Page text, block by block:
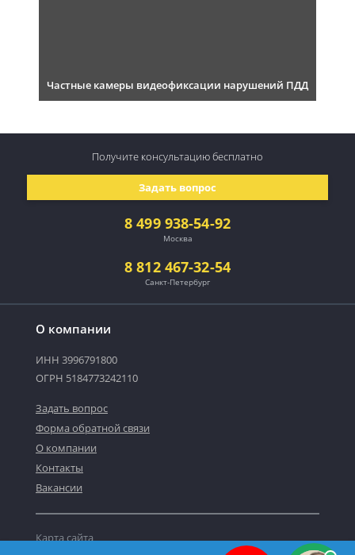
Частные камеры видеофиксации нарушений ПДД
О компании
ИНН 3996791800
ОГРН 5184773242110
Задать вопрос
Форма обратной связи
О компании
Контакты
Вакансии
Карта сайта
8 499 938-54-92
Москва
8 812 467-32-54
Санкт-Петербург
Задать вопрос
Получите консультациюбесплатно